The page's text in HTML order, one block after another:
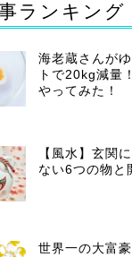
ランキング
海老蔵さんが
トで20kg減量
やってみた！
【風水】玄関
ない6つの物と
世界一の大富